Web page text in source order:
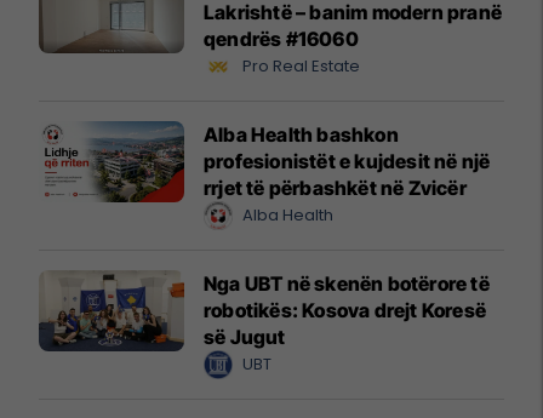
Lakrishtë – banim modern pranë
qendrës #16060
Pro Real Estate
Alba Health bashkon
profesionistët e kujdesit në një
rrjet të përbashkët në Zvicër
Alba Health
Nga UBT në skenën botërore të
robotikës: Kosova drejt Koresë
së Jugut
UBT